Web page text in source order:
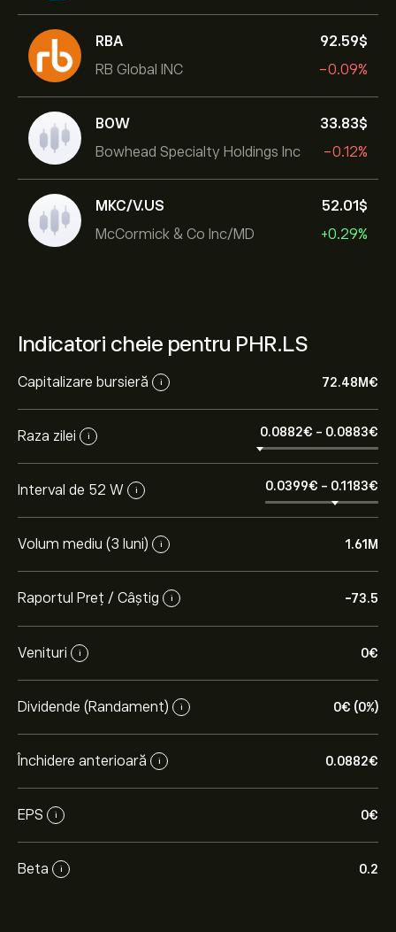
RBA
RB Global INC
92.59‎$‎
-0.09%
BOW
Bowhead Specialty Holdings Inc
33.83‎$‎
-0.12%
MKC/V.US
McCormick & Co Inc/MD
52.01‎$‎
+0.29%
Indicatori cheie pentru PHR.LS
Capitalizare bursieră i 72.48M‎€‎
Raza zilei i 0.0882‎€‎ - 0.0883‎€‎
Interval de 52 W i 0.0399‎€‎ - 0.1183‎€‎
Volum mediu (3 luni) i 1.61M
Raportul Preț / Câștig i -73.5
Venituri i 0‎€‎
Dividende (Randament) i 0‎€‎ (0%)
Închidere anterioară i 0.0882‎€‎
EPS i 0‎€‎
Beta i 0.2